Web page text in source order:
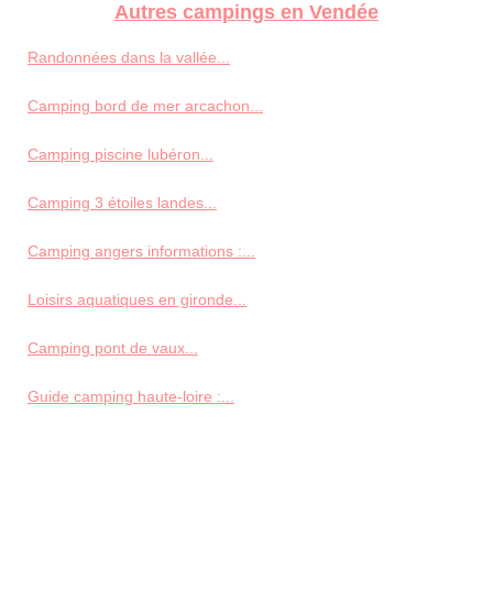
Autres campings en Vendée
Randonnées dans la vallée...
Camping bord de mer arcachon...
Camping piscine lubéron...
Camping 3 étoiles landes...
Camping angers informations :...
Loisirs aquatiques en gironde...
Camping pont de vaux...
Guide camping haute-loire :...